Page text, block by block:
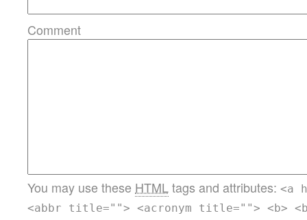
Comment
You may use these HTMLtags and attributes: <a
<abbr title=""> <acronym title=""> <b>